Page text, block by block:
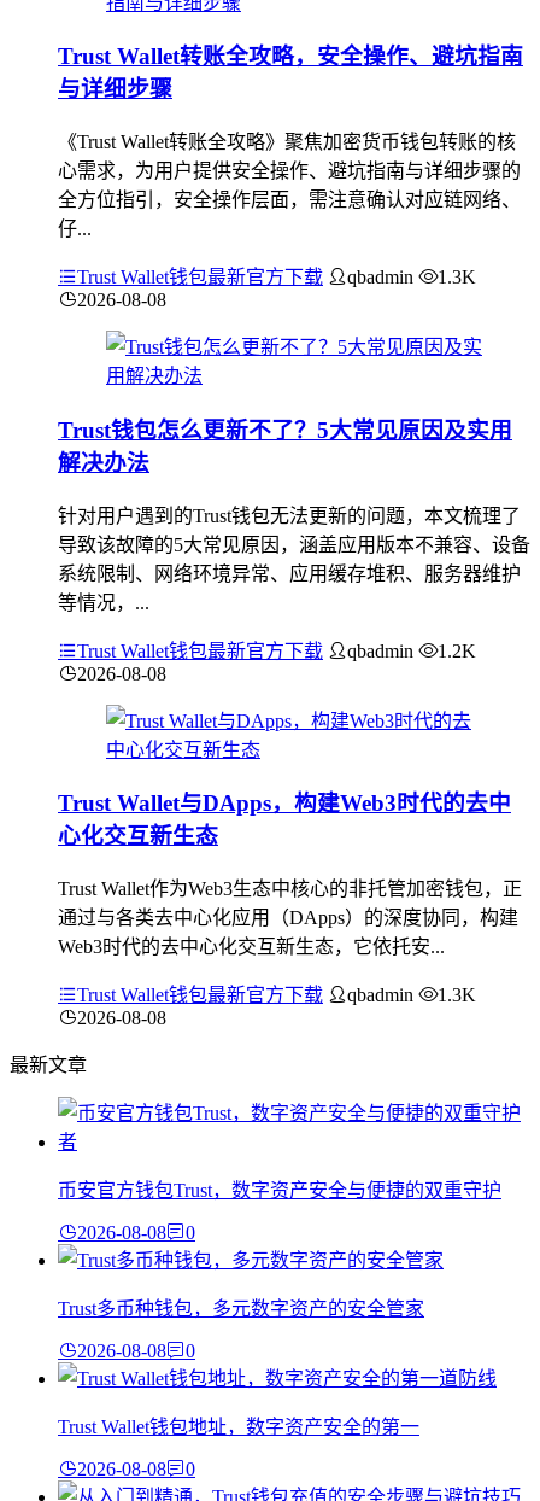
Trust Wallet转账全攻略，安全操作、避坑指南
与详细步骤
《Trust Wallet转账全攻略》聚焦加密货币钱包转账的核
心需求，为用户提供安全操作、避坑指南与详细步骤的
全方位指引，安全操作层面，需注意确认对应链网络、
仔...
Trust Wallet钱包最新官方下载 qbadmin
1.3K
2026-08-08
Trust钱包怎么更新不了？5大常见原因及实用
解决办法
针对用户遇到的Trust钱包无法更新的问题，本文梳理了
导致该故障的5大常见原因，涵盖应用版本不兼容、设备
系统限制、网络环境异常、应用缓存堆积、服务器维护
等情况，...
Trust Wallet钱包最新官方下载 qbadmin
1.2K
2026-08-08
Trust Wallet与DApps，构建Web3时代的去中
心化交互新生态
Trust Wallet作为Web3生态中核心的非托管加密钱包，正
通过与各类去中心化应用（DApps）的深度协同，构建
Web3时代的去中心化交互新生态，它依托安...
Trust Wallet钱包最新官方下载 qbadmin
1.3K
2026-08-08
最新文章
币安官方钱包Trust，数字资产安全与便捷的双重守护
2026-08-08 0
Trust多币种钱包，多元数字资产的安全管家
2026-08-08 0
Trust Wallet钱包地址，数字资产安全的第一
2026-08-08 0